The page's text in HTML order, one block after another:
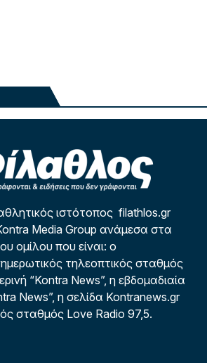
ιστότοπος filathlos.gr
Media Group ανάμεσα στα
ομίλου που είναι: ο
τηλεοπτικός σταθμός
“Kontra News”, η εβδομαδιαία
News”, η σελίδα Kontranews.gr
σταθμός Love Radio 97,5.